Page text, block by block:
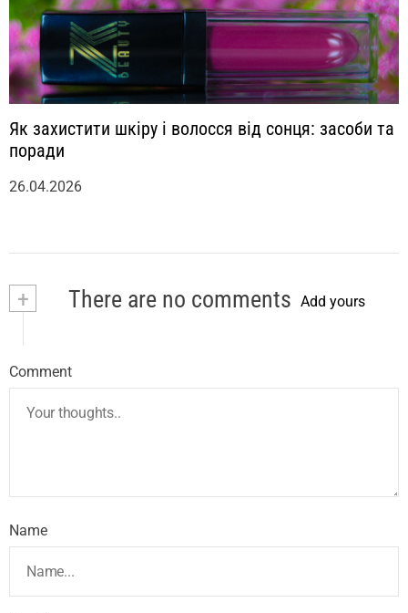
Як захистити шкіру і волосся від сонця: засоби та
поради
26.04.2026
+ There are no comments Add yours
Comment
Name